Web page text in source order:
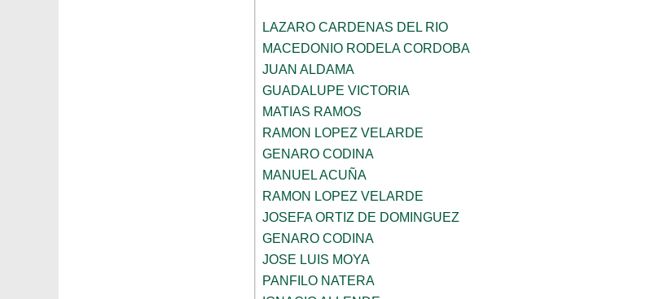
LAZARO CARDENAS DEL RIO
MACEDONIO RODELA CORDOBA
JUAN ALDAMA
GUADALUPE VICTORIA
MATIAS RAMOS
RAMON LOPEZ VELARDE
GENARO CODINA
MANUEL ACUÑA
RAMON LOPEZ VELARDE
JOSEFA ORTIZ DE DOMINGUEZ
GENARO CODINA
JOSE LUIS MOYA
PANFILO NATERA